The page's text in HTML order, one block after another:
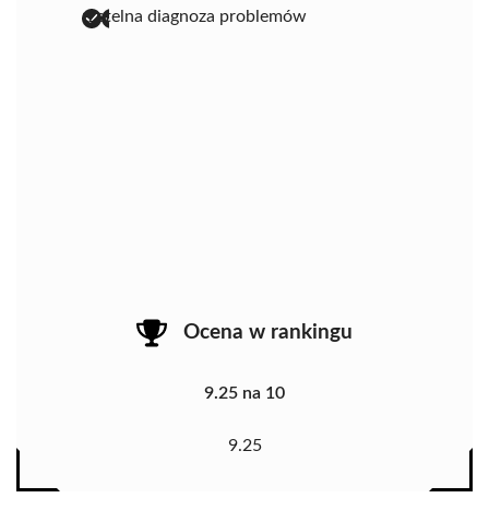
rzetelna diagnoza problemów
Ocena w rankingu
9.25 na 10
9.25